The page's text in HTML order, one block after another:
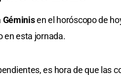
Géminisen el horóscopo de
en esta jornada.
es hora de que las